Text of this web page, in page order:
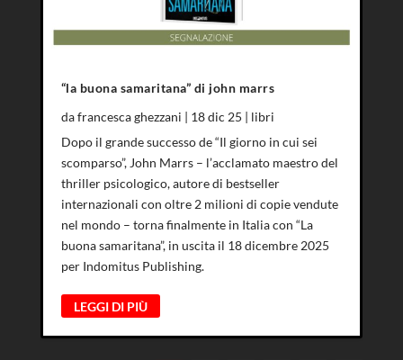
“la buona samaritana” di john marrs
dafrancesca ghezzani | 18 dic 25 | libri
Dopo il grande successo de “Il giorno in cui sei
scomparso”, John Marrs – l’acclamato maestro del
thriller psicologico, autore di bestseller
internazionali con oltre 2 milioni di copie vendute
nel mondo – torna finalmente in Italia con “La
buona samaritana”, in uscita il 18 dicembre 2025
per Indomitus Publishing.
LEGGI DI PIÙ